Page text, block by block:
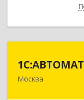
Москва111024,